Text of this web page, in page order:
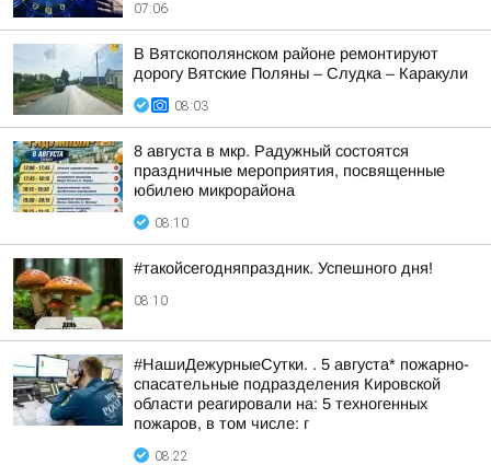
07:06
В Вятскополянском районе ремонтируют
дорогу Вятские Поляны – Слудка – Каракули
08:03
8 августа в мкр. Радужный состоятся
праздничные мероприятия, посвященные
юбилею микрорайона
08:10
#такойсегодняпраздник. Успешного дня!
08:10
#НашиДежурныеСутки. . 5 августа* пожарно-
спасательные подразделения Кировской
области реагировали на: 5 техногенных
пожаров, в том числе: г
08:22